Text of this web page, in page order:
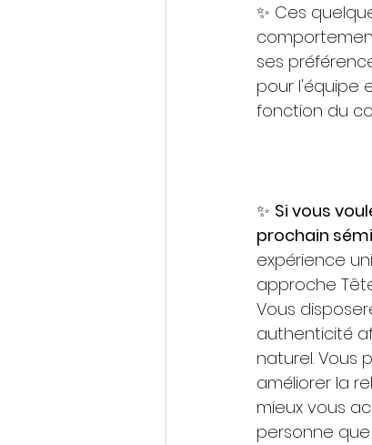
✨ Ces
ses
pour l'équipe
fonction du
✨ Si vous
prochain
expérience
approche
Vous
authenticité
naturel. Vous
améliorer la
mieux vous
personne